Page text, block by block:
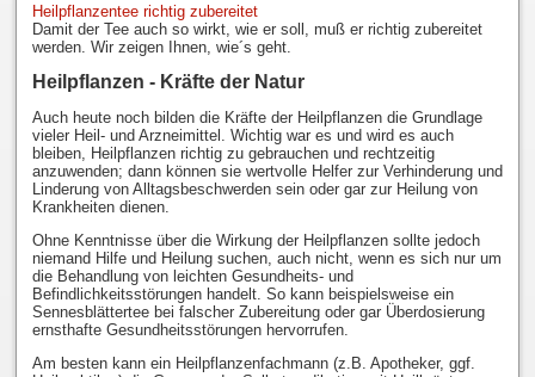
Heilpflanzentee richtig zubereitet
Damit der Tee auch so wirkt, wie er soll, muß er richtig zubereitet
werden. Wir zeigen Ihnen, wie´s geht.
Heilpflanzen - Kräfte der Natur
Auch heute noch bilden die Kräfte der Heilpflanzen die Grundlage
vieler Heil- und Arzneimittel. Wichtig war es und wird es auch
bleiben, Heilpflanzen richtig zu gebrauchen und rechtzeitig
anzuwenden; dann können sie wertvolle Helfer zur Verhinderung und
Linderung von Alltagsbeschwerden sein oder gar zur Heilung von
Krankheiten dienen.
Ohne Kenntnisse über die Wirkung der Heilpflanzen sollte jedoch
niemand Hilfe und Heilung suchen, auch nicht, wenn es sich nur um
die Behandlung von leichten Gesundheits- und
Befindlichkeitsstörungen handelt. So kann beispielsweise ein
Sennesblättertee bei falscher Zubereitung oder gar Überdosierung
ernsthafte Gesundheitsstörungen hervorrufen.
Am besten kann ein Heilpflanzenfachmann (z.B. Apotheker, ggf.